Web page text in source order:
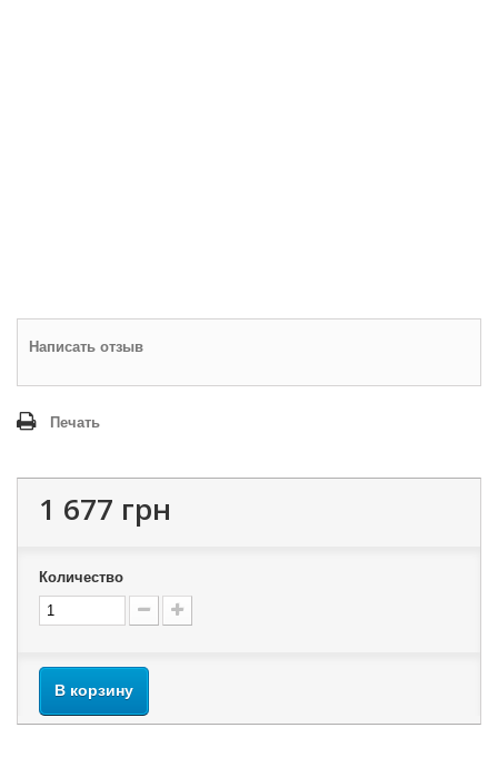
Написать отзыв
Печать
1 677 грн
Количество
В корзину